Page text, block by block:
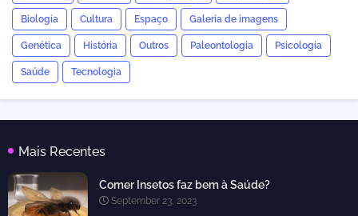
Biologia Cultura Espaço Galeria de imagens
Genética História Outros Paleontologia Psicologia
Saúde Tecnologia
Mais Recentes
Comer Insetos faz bem à Saúde?
September 23, 2023